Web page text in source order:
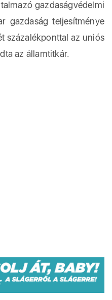
gazdaságvédelmi
gazdaság teljesítménye
százalékponttal az uniós
az államtitkár.